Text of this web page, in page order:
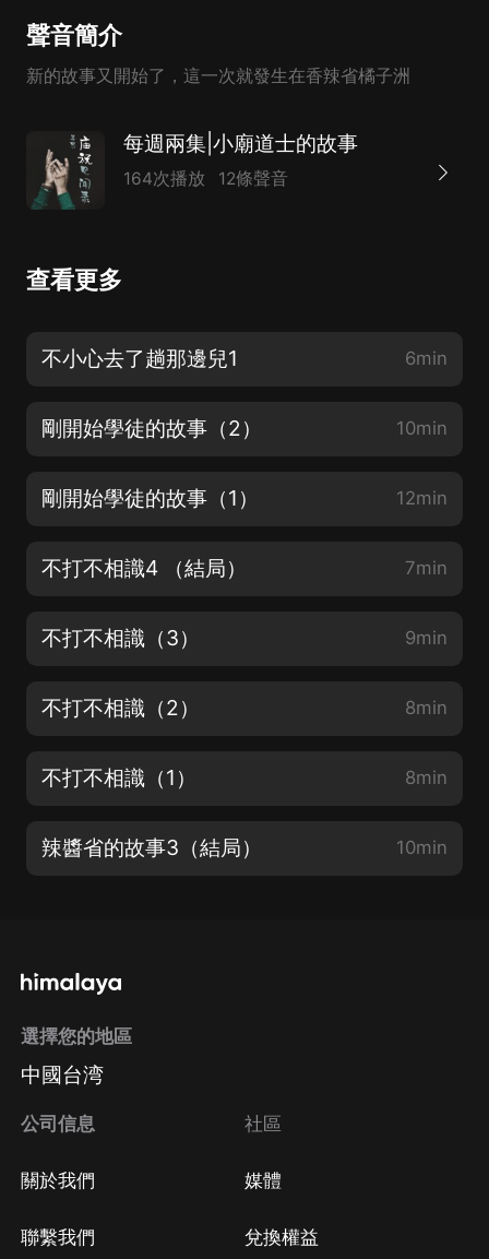
聲音簡介
新的故事又開始了，這一次就發生在香辣省橘子洲
每週兩集|小廟道士的故事
164次播放 12條聲音
查看更多
不小心去了趟那邊兒1 6min
剛開始學徒的故事（2） 10min
剛開始學徒的故事（1） 12min
不打不相識4 （結局） 7min
不打不相識（3） 9min
不打不相識（2） 8min
不打不相識（1） 8min
辣醬省的故事3（結局） 10min
選擇您的地區
中國台湾
公司信息
關於我們
聯繫我們
社區
媒體
兌換權益